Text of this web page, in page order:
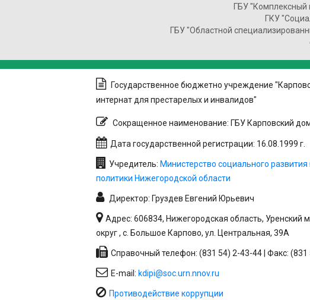
ГБУ "Комплексный
ГКУ
ГБУ "Областной
Государственное бюджетно учреждение
интернат для престарелых и инвалидов"
Сокращенное наименование: ГБУ Карповский
Дата государственной регистрации: 16.08.1999 г.
Учредитель: Министерство социального
политики Нижегородской области
Директор: Груздев Евгений Юрьевич
Адрес: 606834, Нижегородская область, Уренский
округ , с. Большое Карпово, ул. Центральная, 39А
Справочный телефон: (831 54) 2-43-44 | Факс: (831
E-mail: kdipi@soc.urn.nnov.ru
Противодействие коррупции